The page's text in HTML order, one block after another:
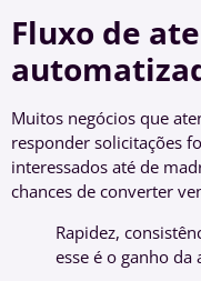
Fluxo de
Muitos negócios que
responder solicitações
interessados até de
chances de converter
Rapidez,
esse é o ganho da